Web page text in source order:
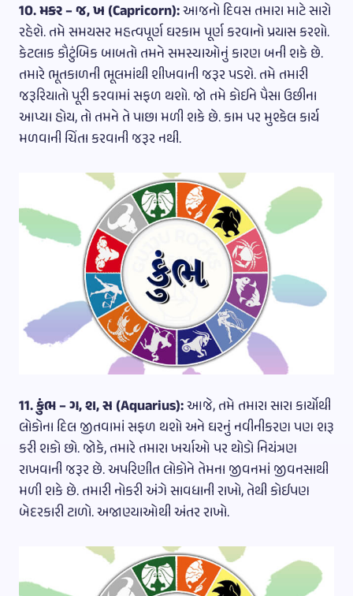
10. મકર – જ, ખ (Capricorn):આજનો દિવસ તમારા માટે સારો
રહેશે. તમે સમયસર મહત્વપૂર્ણ ઘરકામ પૂર્ણ કરવાનો પ્રયાસ કરશો.
કેટલાક કૌટુંબિક બાબતો તમને સમસ્યાઓનું કારણ બની શકે છે.
તમારે ભૂતકાળની ભૂલમાંથી શીખવાની જરૂર પડશે. તમે તમારી
જરૂરિયાતો પૂરી કરવામાં સફળ થશો. જો તમે કોઈને પૈસા ઉછીના
આપ્યા હોય, તો તમને તે પાછા મળી શકે છે. કામ પર મુશ્કેલ કાર્ય
મળવાની ચિંતા કરવાની જરૂર નથી.
11. કુંભ – ગ, શ, સ (Aquarius):આજે, તમે તમારા સારા કાર્યોથી
લોકોના દિલ જીતવામાં સફળ થશો અને ઘરનું નવીનીકરણ પણ શરૂ
કરી શકો છો. જોકે, તમારે તમારા ખર્ચાઓ પર થોડો નિયંત્રણ
રાખવાની જરૂર છે. અપરિણીત લોકોને તેમના જીવનમાં જીવનસાથી
મળી શકે છે. તમારી નોકરી અંગે સાવધાની રાખો, તેથી કોઈપણ
બેદરકારી ટાળો. અજાણ્યાઓથી અંતર રાખો.